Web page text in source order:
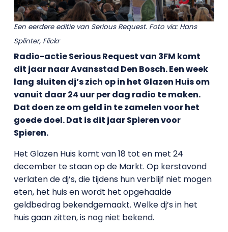
Een eerdere editie van Serious Request. Foto via: Hans
Splinter, Flickr
Radio-actie Serious Request van 3FM komt
dit jaar naar Avansstad Den Bosch. Een week
lang sluiten dj’s zich op in het Glazen Huis om
vanuit daar 24 uur per dag radio te maken.
Dat doen ze om geld in te zamelen voor het
goede doel. Dat is dit jaar Spieren voor
Spieren.
Het Glazen Huis komt van 18 tot en met 24
december te staan op de Markt. Op kerstavond
verlaten de dj’s, die tijdens hun verblijf niet mogen
eten, het huis en wordt het opgehaalde
geldbedrag bekendgemaakt. Welke dj’s in het
huis gaan zitten, is nog niet bekend.